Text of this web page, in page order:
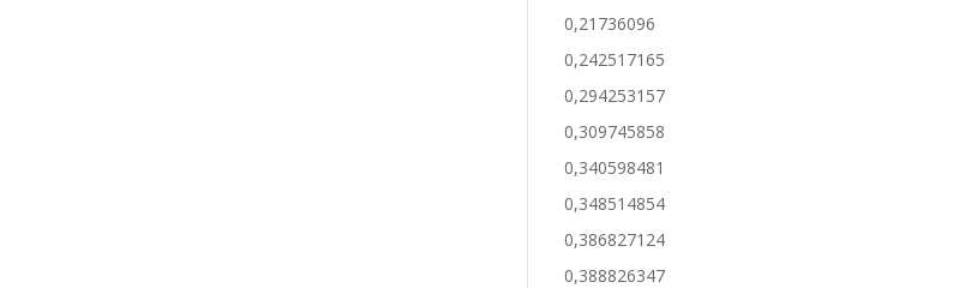
0,21736096
0,242517165
0,294253157
0,309745858
0,340598481
0,348514854
0,386827124
0,388826347